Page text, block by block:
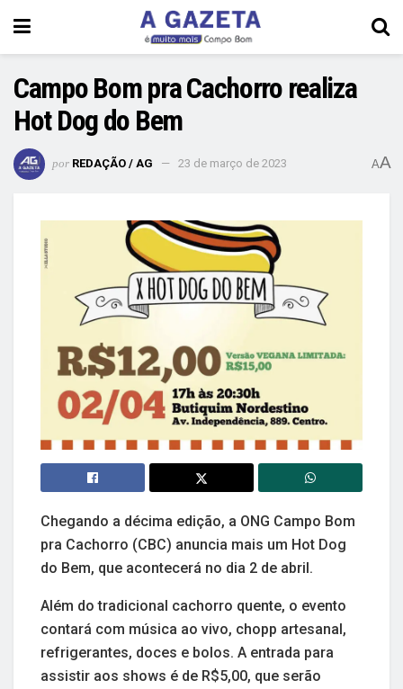
Campo Bom pra Cachorro realiza
Hot Dog do Bem
por REDAÇÃO / AG 23 de março de 2023 AA
Chegando a décima edição, a ONG Campo Bom
pra Cachorro (CBC) anuncia mais um Hot Dog
do Bem, que acontecerá no dia 2 de abril.
Além do tradicional cachorro quente, o evento
contará com música ao vivo, chopp artesanal,
refrigerantes, doces e bolos. A entrada para
assistir aos shows é de R$5,00, que serão